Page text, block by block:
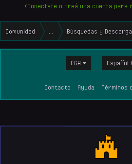
(Conectate o creá una cuenta para
Comunidad Búsquedas y
EGA Español
Contacto Ayuda Términos